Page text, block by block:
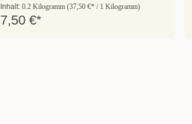
Inhalt:0.2 Kilogramm(37,50 €* / 1 Kilogramm)
7,50 €*